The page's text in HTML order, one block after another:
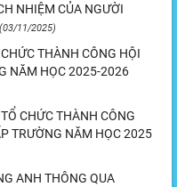
NHIỆM CỦA NGƯỜI
(03/11/2025)
THÀNH CÔNG HỘI
NĂM HỌC 2025-2026
CHỨC THÀNH CÔNG
TRƯỜNG NĂM HỌC 2025
ANH THÔNG QUA